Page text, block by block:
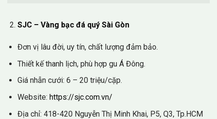
SJC – Vàng bạc đá quý Sài Gòn
Đơn vị lâu đời, uy tín, chất lượng đảm bảo.
Thiết kế thanh lịch, phù hợp gu Á Đông.
Giá nhẫn cưới: 6 – 20 triệu/cặp.
Website: https://sjc.com.vn/
Địa chỉ: 418-420 Nguyễn Thị Minh Khai, P5, Q3, Tp.HCM